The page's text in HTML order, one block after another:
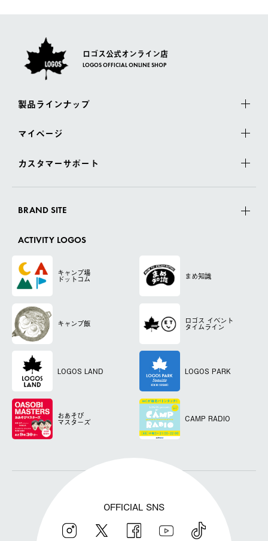
ロゴス公式オンライン店
LOGOS OFFICIAL ONLINE SHOP
製品ラインナップ
マイページ
カスタマーサポート
BRAND SITE
ACTIVITY LOGOS
キャンプ場
ドットコム まめ知識
キャンプ飯 ロゴス イベント
タイムライン
LOGOS LAND LOGOS PARK
おあそび
マスターズ CAMP RADIO
OFFICIAL SNS